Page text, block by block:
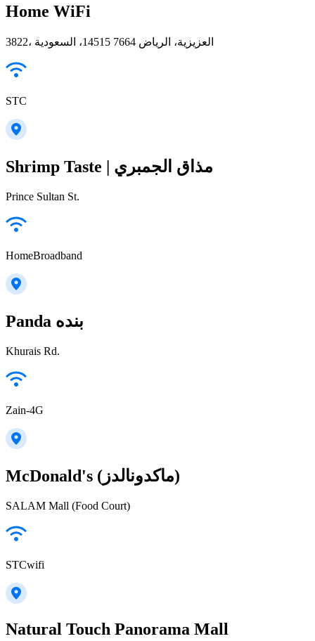
Home WiFi
3822، العزيزية، الرياض 14515 7664، السعودية
STC
Shrimp Taste | مذاق الجمبري
Prince Sultan St.
HomeBroadband
Panda بنده
Khurais Rd.
Zain-4G
McDonald's (ماكدونالدز)
SALAM Mall (Food Court)
STCwifi
Natural Touch Panorama Mall